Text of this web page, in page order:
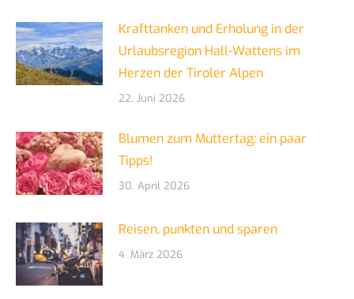
Krafttanken und Erholung in der
Urlaubsregion Hall-Wattens im
Herzen der Tiroler Alpen
22. Juni 2026
Blumen zum Muttertag: ein paar
Tipps!
30. April 2026
Reisen, punkten und sparen
4. März 2026